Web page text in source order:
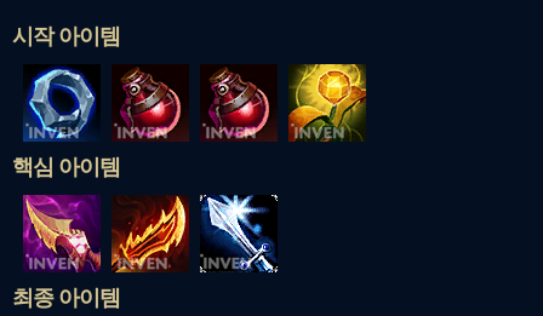
시작 아이템
핵심 아이템
최종 아이템